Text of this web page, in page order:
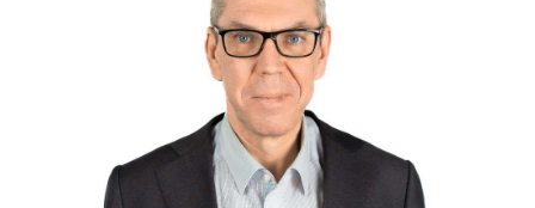
Vides ķīmija un zinātniskā komunikācija.